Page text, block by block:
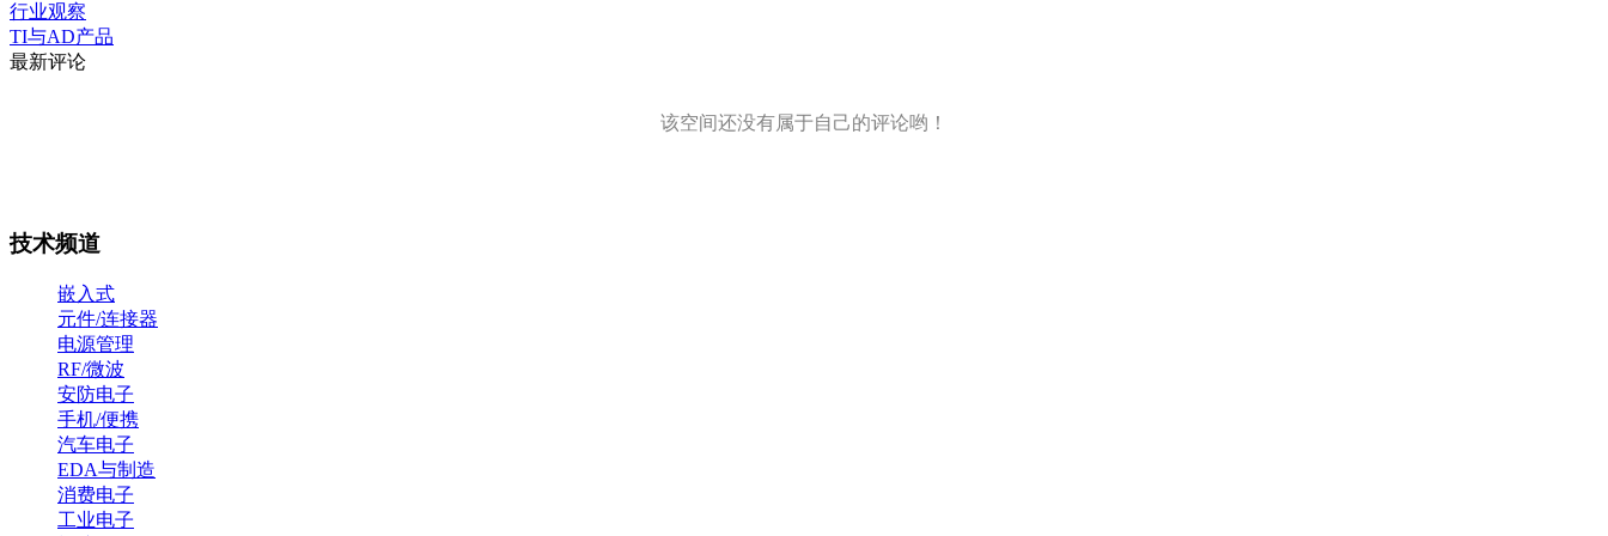
行业观察
TI与AD产品
最新评论
该空间还没有属于自己的评论哟！
技术频道
嵌入式
元件/连接器
电源管理
RF/微波
安防电子
手机/便携
汽车电子
EDA与制造
消费电子
工业电子